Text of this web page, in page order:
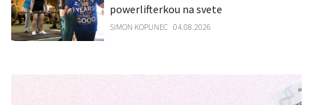
powerlifterkou na svete
SIMON KOPUNEC 04.08.2026